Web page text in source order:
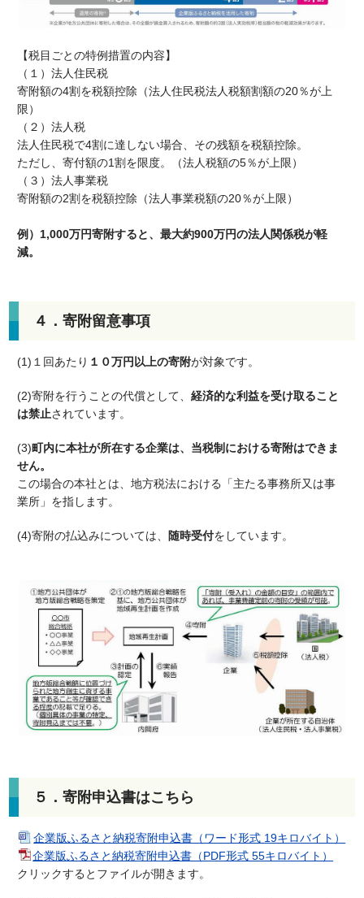
【税目ごとの特例措置の内容】
（１）法人住民税
寄附額の4割を税額控除（法人住民税法人税額割額の20％が上
限）
（２）法人税
法人住民税で4割に達しない場合、その残額を税額控除。
ただし、寄付額の1割を限度。（法人税額の5％が上限）
（３）法人事業税
寄附額の2割を税額控除（法人事業税額の20％が上限）
例）1,000万円寄附すると、最大約900万円の法人関係税が軽
減。
４．寄附留意事項
(1)１回あたり １０万円以上の寄附が対象です。
(2)寄附を行うことの代償として、経済的な利益を受け取ること
は禁止されています。
(3)町内に本社が所在する企業は、当税制における寄附はできま
せん。
この場合の本社とは、地方税法における「主たる事務所又は事
業所」を指します。
(4)寄附の払込みについては、随時受付をしています。
５．寄附申込書はこちら
企業版ふるさと納税寄附申込書（ワード形式 19キロバイト）
企業版ふるさと納税寄附申込書（PDF形式 55キロバイト）
クリックするとファイルが開きます。